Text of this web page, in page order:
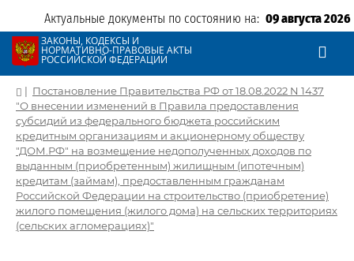
Актуальные документы по состоянию на: 09 августа 2026
ЗАКОНЫ, КОДЕКСЫ И
НОРМАТИВНО-ПРАВОВЫЕ АКТЫ
РОССИЙСКОЙ ФЕДЕРАЦИИ
| Постановление Правительства РФ от 18.08.2022 N 1437
"О внесении изменений в Правила предоставления
субсидий из федерального бюджета российским
кредитным организациям и акционерному обществу
"ДОМ.РФ" на возмещение недополученных доходов по
выданным (приобретенным) жилищным (ипотечным)
кредитам (займам), предоставленным гражданам
Российской Федерации на строительство (приобретение)
жилого помещения (жилого дома) на сельских территориях
(сельских агломерациях)"